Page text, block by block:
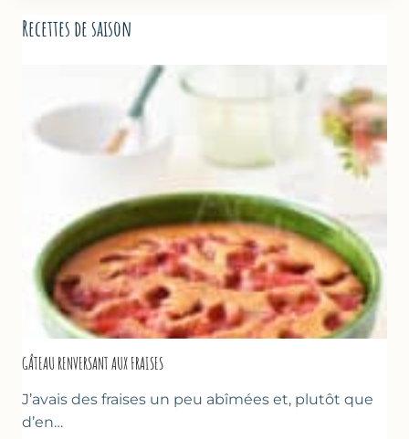
Recettes de saison
GÂTEAU RENVERSANT AUX FRAISES
J’avais des fraises un peu abîmées et, plutôt que
d’en…